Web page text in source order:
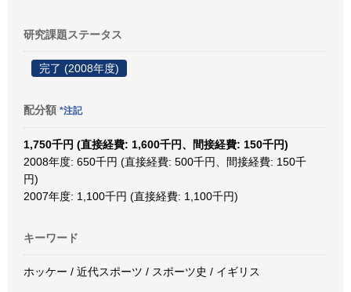
研究課題ステータス
完了 (2008年度)
配分額 *注記
1,750千円 (直接経費: 1,600千円、間接経費: 150千円)
2008年度: 650千円 (直接経費: 500千円、間接経費: 150千
円)
2007年度: 1,100千円 (直接経費: 1,100千円)
キーワード
ホッケー / 近代スポーツ / スポーツ史 / イギリス